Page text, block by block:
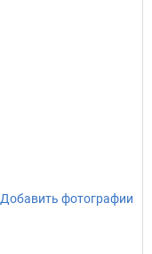
Добавить фотографии